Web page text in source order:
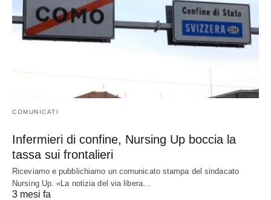
COMUNICATI
Infermieri di confine, Nursing Up boccia la
tassa sui frontalieri
Riceviamo e pubblichiamo un comunicato stampa del sindacato
Nursing Up. «La notizia del via libera…
3 mesi fa